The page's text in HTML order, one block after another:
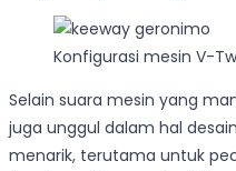
Konfigurasi mesin V-
Selain suara mesin yang
juga unggul dalam hal
menarik, terutama untuk